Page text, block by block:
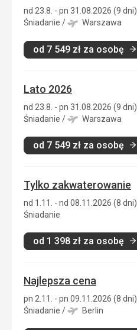
nd 23.8. - pn 31.08.2026 (9 dni)
Śniadanie / Warszawa
od 7 549 zł za osobę
Lato 2026
nd 23.8. - pn 31.08.2026 (9 dni)
Śniadanie / Warszawa
od 7 549 zł za osobę
Tylko zakwaterowanie
nd 1.11. - nd 08.11.2026 (8 dni)
Śniadanie
od 1 398 zł za osobę
Najlepsza cena
pn 2.11. - pn 09.11.2026 (8 dni)
Śniadanie / Berlin